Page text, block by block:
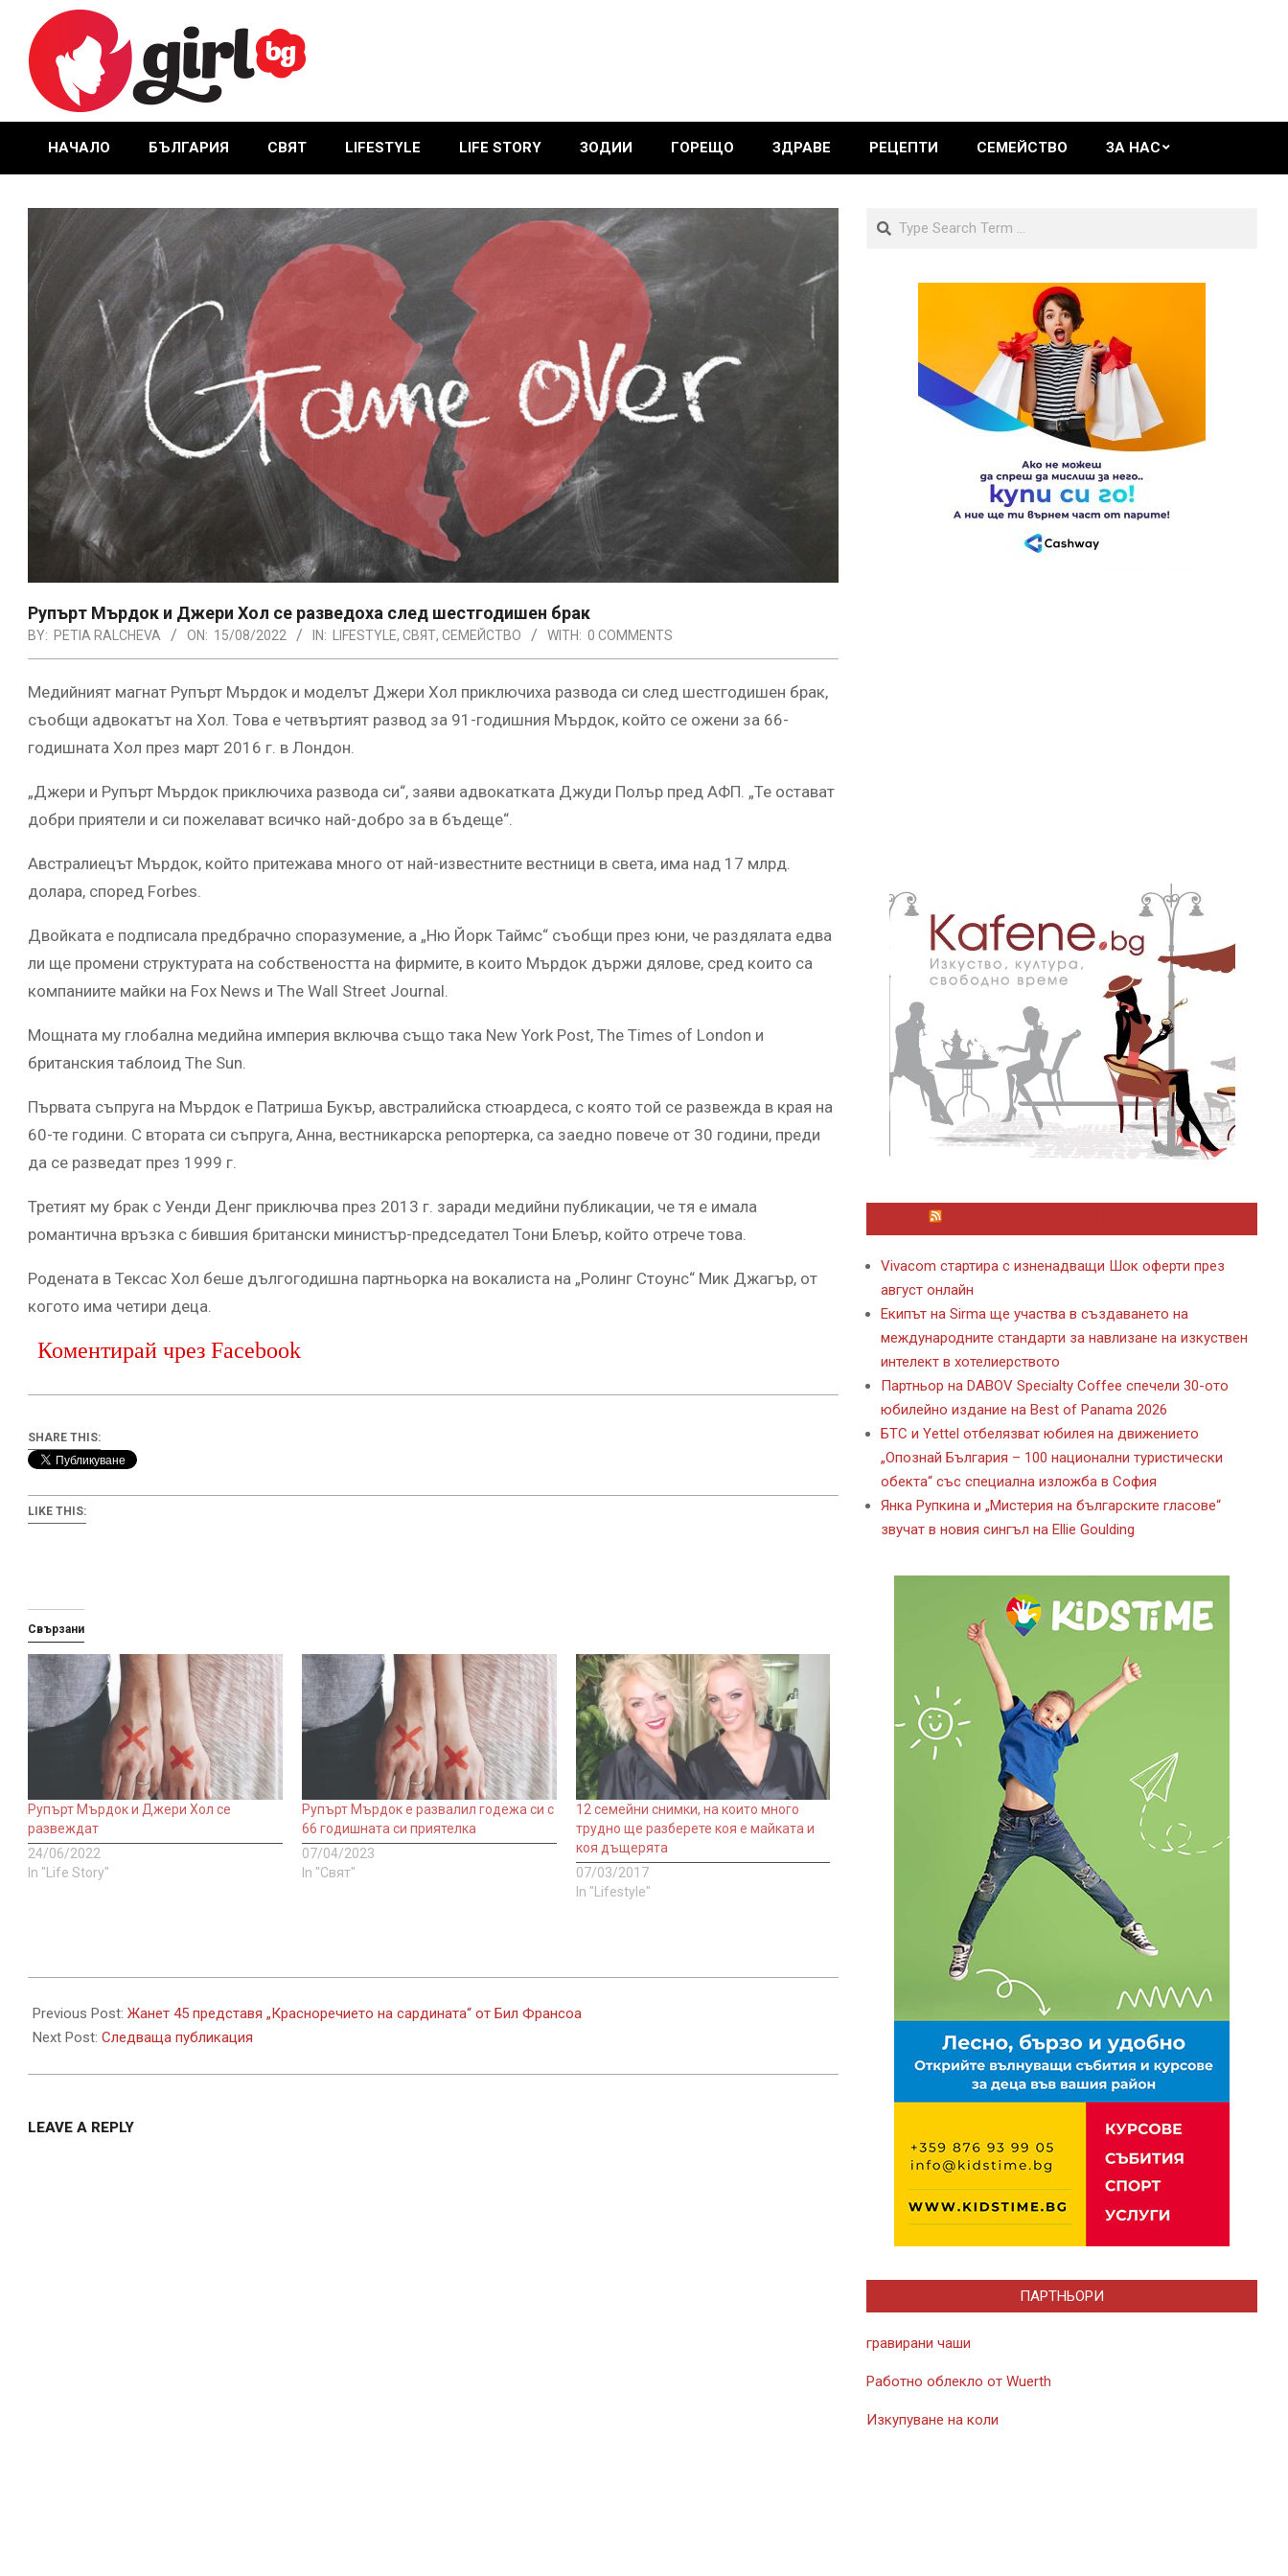
content
GIRL.BG
Primary
Menu
НАЧАЛО БЪЛГАРИЯ СВЯТ LIFESTYLE LIFE STORY ЗОДИИ ГОРЕЩО ЗДРАВЕ РЕЦЕПТИ СЕМЕЙСТВО ЗА НАС
Рупърт Мърдок и Джери Хол се разведоха след шестгодишен брак
BY: PETIA RALCHEVA ON: 15/08/2022 IN: LIFESTYLE, СВЯТ, СЕМЕЙСТВО WITH: 0 COMMENTS
Медийният магнат Рупърт Мърдок и моделът Джери Хол приключиха развода си след шестгодишен брак,
съобщи адвокатът на Хол. Това е четвъртият развод за 91-годишния Мърдок, който се ожени за 66-
годишната Хол през март 2016 г. в Лондон.
„Джери и Рупърт Мърдок приключиха развода си“, заяви адвокатката Джуди Полър пред АФП. „Те остават
добри приятели и си пожелават всичко най-добро за в бъдеще“.
Австралиецът Мърдок, който притежава много от най-известните вестници в света, има над 17 млрд.
долара, според Forbes.
Двойката е подписала предбрачно споразумение, а „Ню Йорк Таймс“ съобщи през юни, че раздялата едва
ли ще промени структурата на собствеността на фирмите, в които Мърдок държи дялове, сред които са
компаниите майки на Fox News и The Wall Street Journal.
Мощната му глобална медийна империя включва също така New York Post, The Times of London и
британския таблоид The Sun.
Първата съпруга на Мърдок е Патриша Букър, австралийска стюардеса, с която той се развежда в края на
60-те години. С втората си съпруга, Анна, вестникарска репортерка, са заедно повече от 30 години, преди
да се разведат през 1999 г.
Третият му брак с Уенди Денг приключва през 2013 г. заради медийни публикации, че тя е имала
романтична връзка с бившия британски министър-председател Тони Блеър, който отрече това.
Родената в Тексас Хол беше дългогодишна партньорка на вокалиста на „Ролинг Стоунс“ Мик Джагър, от
когото има четири деца.
Коментирай чрез Facebook
SHARE THIS:
LIKE THIS:
Свързани
Рупърт Мърдок и Джери Хол се
развеждат
24/06/2022
In "Life Story"
Рупърт Мърдок е развалил годежа си с
66 годишната си приятелка
07/04/2023
In "Свят"
12 семейни снимки, на които много
трудно ще разберете коя е майката и
коя дъщерята
07/03/2017
In "Lifestyle"
08-
15
Previous Post: Жанет 45 представя „Красноречието на сардината“ от Бил Франсоа
Next Post: Следваща публикация
LEAVE A REPLY
Search
Vivacom стартира с изненадващи Шок оферти през
август онлайн
Екипът на Sirma ще участва в създаването на
международните стандарти за навлизане на изкуствен
интелект в хотелиерството
Партньор на DABOV Specialty Coffee спечели 30-ото
юбилейно издание на Best of Panama 2026
БТС и Yettel отбелязват юбилея на движението
„Опознай България – 100 национални туристически
обекта“ със специална изложба в София
Янка Рупкина и „Мистерия на българските гласове“
звучат в новия сингъл на Ellie Goulding
ПАРТНЬОРИ
гравирани чаши
Работно облекло от Wuerth
Изкупуване на коли